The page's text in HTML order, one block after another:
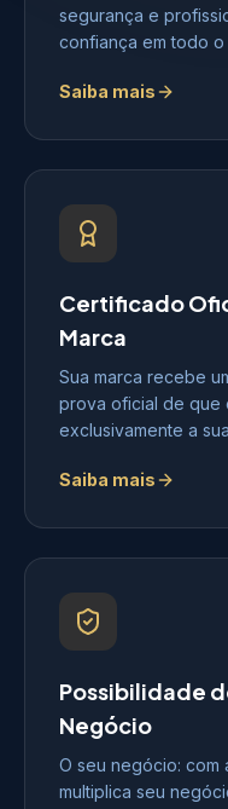
segurança e
confiança em todo o
Saiba mais
Certificado
Marca
Sua marca recebe
prova oficial de que
exclusivamente a
Saiba mais
Possibilidade
Negócio
O seu negócio: com
multiplica seu